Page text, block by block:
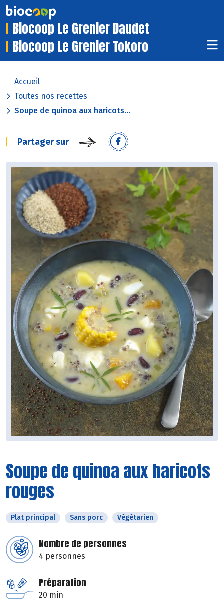
Biocoop Le Grenier Daudet
Biocoop Le Grenier Tokoro
Accueil
Toutes nos recettes
Soupe de quinoa aux haricots...
Partager sur
Soupe de quinoa aux haricots
rouges
Plat principal Sans porc Végétarien
Nombre de personnes
4 personnes
Préparation
20 min